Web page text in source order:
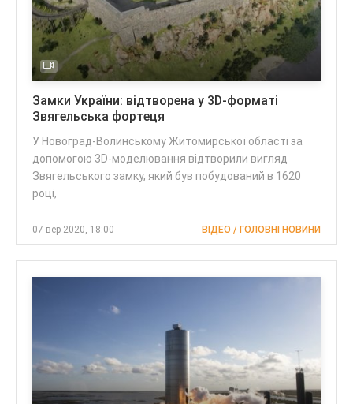
Замки України: відтворена у 3D-форматі
Звягельська фортеця
У Новоград-Волинському Житомирської області за
допомогою 3D-моделювання відтворили вигляд
Звягельського замку, який був побудований в 1620
році,
07 вер 2020, 18:00 ВІДЕО / ГОЛОВНІ НОВИНИ